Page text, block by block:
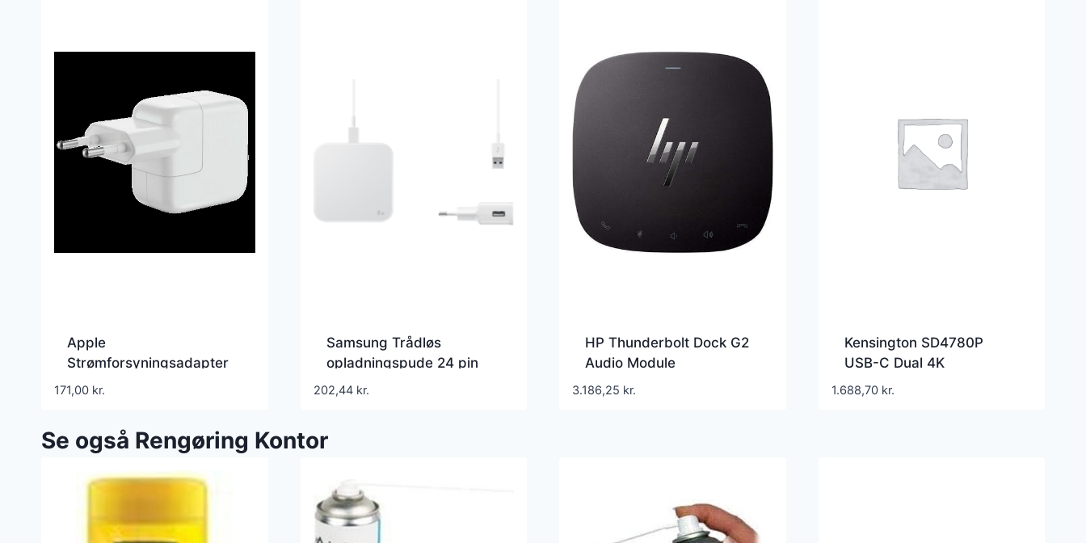
Apple
Strømforsyningsadapter
12Watt Europlug (strøm
171,00 kr.
Samsung Trådløs
opladningspude 24 pin
USB-C – EP-
202,44 kr.
HP Thunderbolt Dock G2
Audio Module
Dockingstation – 3YE87AA
3.186,25 kr.
Kensington SD4780P
USB-C Dual 4K
Dockingstation
1.688,70 kr.
Se også Rengøring Kontor